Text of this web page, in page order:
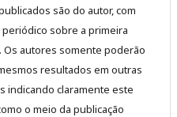
são do autor, com
sobre a primeira
Os autores somente poderão
resultados em outras
indicando claramente este
o meio da publicação